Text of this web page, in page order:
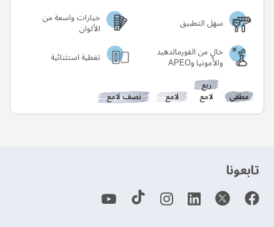
سهل التطبيق
خيارات واسعة من
الألوان
خالٍ من الفورمالدهيد
والأمونيا وAPEO تغطية استثنائية
مطفي
ربع
لامع لامع نصف لامع
‫تابعونا‬